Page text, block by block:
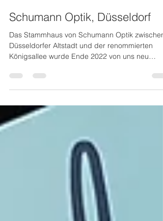
23. Mai 2023
1 Min. Lesezeit
Schumann Optik, Düsseldorf
Das Stammhaus von Schumann Optik zwischen
Düsseldorfer Altstadt und der renommierten
Königsallee wurde Ende 2022 von uns neu